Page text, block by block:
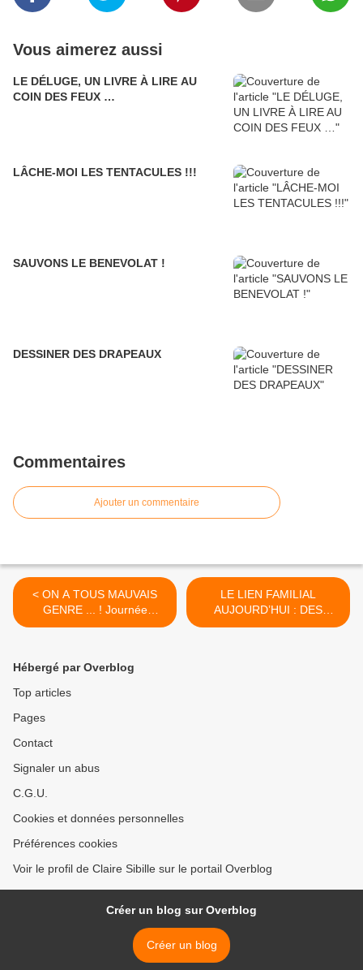
Vous aimerez aussi
LE DÉLUGE, UN LIVRE À LIRE AU
COIN DES FEUX …
LÂCHE-MOI LES TENTACULES !!!
SAUVONS LE BENEVOLAT !
DESSINER DES DRAPEAUX
Commentaires
Ajouter un commentaire
< ON A TOUS MAUVAIS
GENRE ... ! Journée
internationale contre
LE LIEN FAMILIAL
AUJOURD’HUI : DES
DEFIS, DES RESSOURCES
Hébergé par Overblog
Top articles
Pages
Contact
Signaler un abus
C.G.U.
Cookies et données personnelles
Préférences cookies
Voir le profil de Claire Sibille sur le portail Overblog
Créer un blog sur Overblog
Créer un blog